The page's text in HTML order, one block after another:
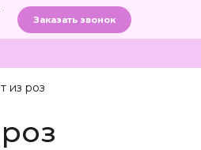
Заказать звонок
из роз